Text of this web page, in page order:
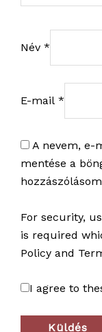
Név *
E-mail *
A nevem, e-
mentése a
For security,
is required
Policy and
I agree to